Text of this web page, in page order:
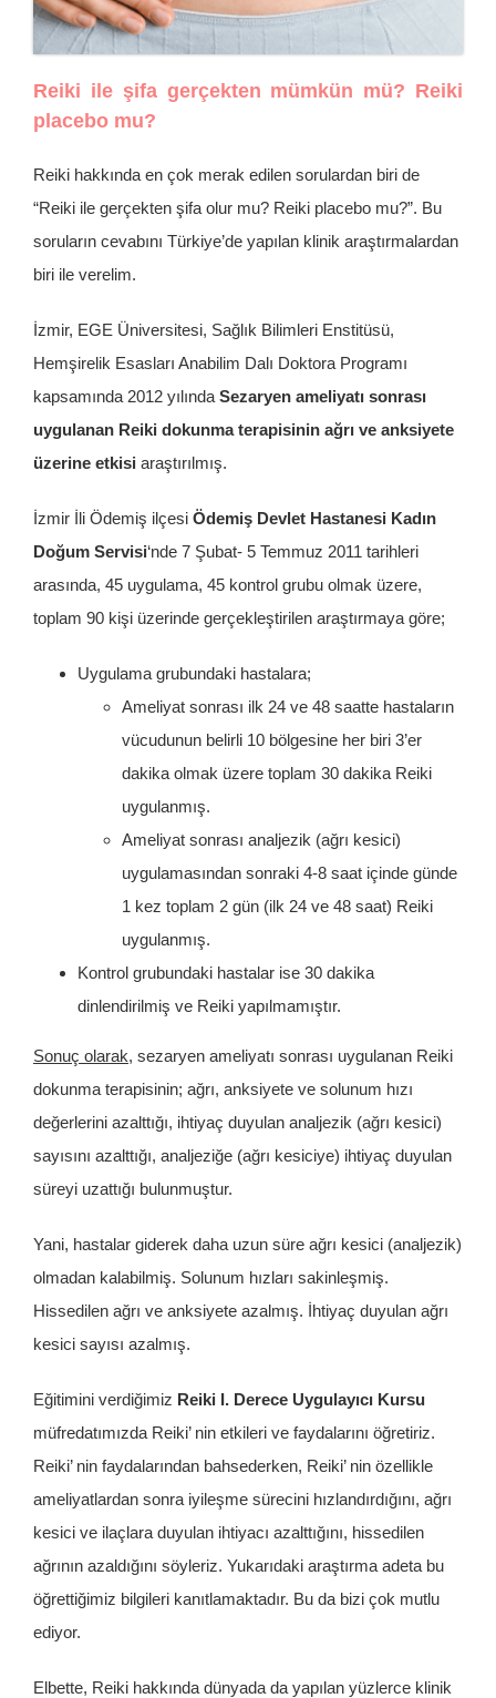
İletişim
Reiki ile şifa gerçekten mümkün mü? Reiki
placebo mu?
Reiki hakkında en çok merak edilen sorulardan biri de
“Reiki ile gerçekten şifa olur mu? Reiki placebo mu?”. Bu
soruların cevabını Türkiye’de yapılan klinik araştırmalardan
biri ile verelim.
İzmir, EGE Üniversitesi, Sağlık Bilimleri Enstitüsü,
Hemşirelik Esasları Anabilim Dalı Doktora Programı
kapsamında 2012 yılında Sezaryen ameliyatı sonrası
uygulanan Reiki dokunma terapisinin ağrı ve anksiyete
üzerine etkisi araştırılmış.
İzmir İli Ödemiş ilçesi Ödemiş Devlet Hastanesi Kadın
Doğum Servisi‘nde 7 Şubat- 5 Temmuz 2011 tarihleri
arasında, 45 uygulama, 45 kontrol grubu olmak üzere,
toplam 90 kişi üzerinde gerçekleştirilen araştırmaya göre;
Uygulama grubundaki hastalara;
Ameliyat sonrası ilk 24 ve 48 saatte hastaların
vücudunun belirli 10 bölgesine her biri 3’er
dakika olmak üzere toplam 30 dakika Reiki
uygulanmış.
Ameliyat sonrası analjezik (ağrı kesici)
uygulamasından sonraki 4-8 saat içinde günde
1 kez toplam 2 gün (ilk 24 ve 48 saat) Reiki
uygulanmış.
Kontrol grubundaki hastalar ise 30 dakika
dinlendirilmiş ve Reiki yapılmamıştır.
Sonuç olarak, sezaryen ameliyatı sonrası uygulanan Reiki
dokunma terapisinin; ağrı, anksiyete ve solunum hızı
değerlerini azalttığı, ihtiyaç duyulan analjezik (ağrı kesici)
sayısını azalttığı, analjeziğe (ağrı kesiciye) ihtiyaç duyulan
süreyi uzattığı bulunmuştur.
Yani, hastalar giderek daha uzun süre ağrı kesici (analjezik)
olmadan kalabilmiş. Solunum hızları sakinleşmiş.
Hissedilen ağrı ve anksiyete azalmış. İhtiyaç duyulan ağrı
kesici sayısı azalmış.
Eğitimini verdiğimiz Reiki I. Derece Uygulayıcı Kursu
müfredatımızda Reiki’ nin etkileri ve faydalarını öğretiriz.
Reiki’ nin faydalarından bahsederken, Reiki’ nin özellikle
ameliyatlardan sonra iyileşme sürecini hızlandırdığını, ağrı
kesici ve ilaçlara duyulan ihtiyacı azalttığını, hissedilen
ağrının azaldığını söyleriz. Yukarıdaki araştırma adeta bu
öğrettiğimiz bilgileri kanıtlamaktadır. Bu da bizi çok mutlu
ediyor.
Elbette, Reiki hakkında dünyada da yapılan yüzlerce klinik